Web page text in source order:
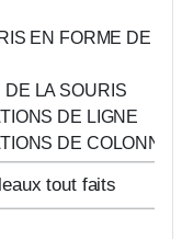
EN FORME DE
DE LA SOURIS
DE LIGNE
DE COLONNE
tout faits